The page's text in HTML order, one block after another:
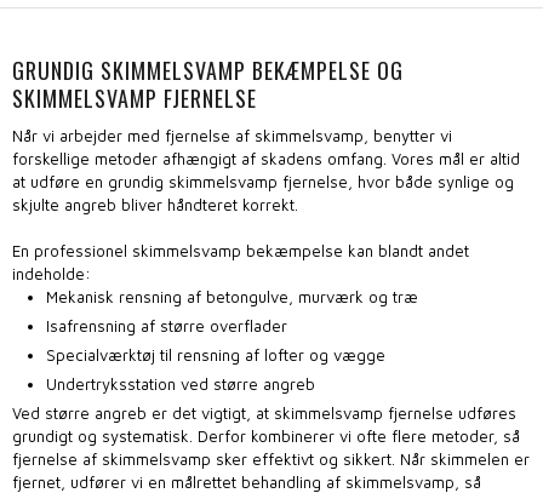
GRUNDIG SKIMMELSVAMP BEKÆMPELSE OG
SKIMMELSVAMP FJERNELSE
Når vi arbejder med fjernelse af skimmelsvamp, benytter vi
forskellige metoder afhængigt af skadens omfang. Vores mål er altid
at udføre en grundig skimmelsvamp fjernelse, hvor både synlige og
skjulte angreb bliver håndteret korrekt.
En professionel skimmelsvamp bekæmpelse kan blandt andet
indeholde:
​Mekanisk rensning af betongulve, murværk og træ
​Isafrensning af større overflader
​Specialværktøj til rensning af lofter og vægge
​Undertryksstation ved større angreb
Ved større angreb er det vigtigt, at skimmelsvamp fjernelse udføres
grundigt og systematisk. Derfor kombinerer vi ofte flere metoder, så
fjernelse af skimmelsvamp sker effektivt og sikkert. Når skimmelen er
fjernet, udfører vi en målrettet behandling af skimmelsvamp, så